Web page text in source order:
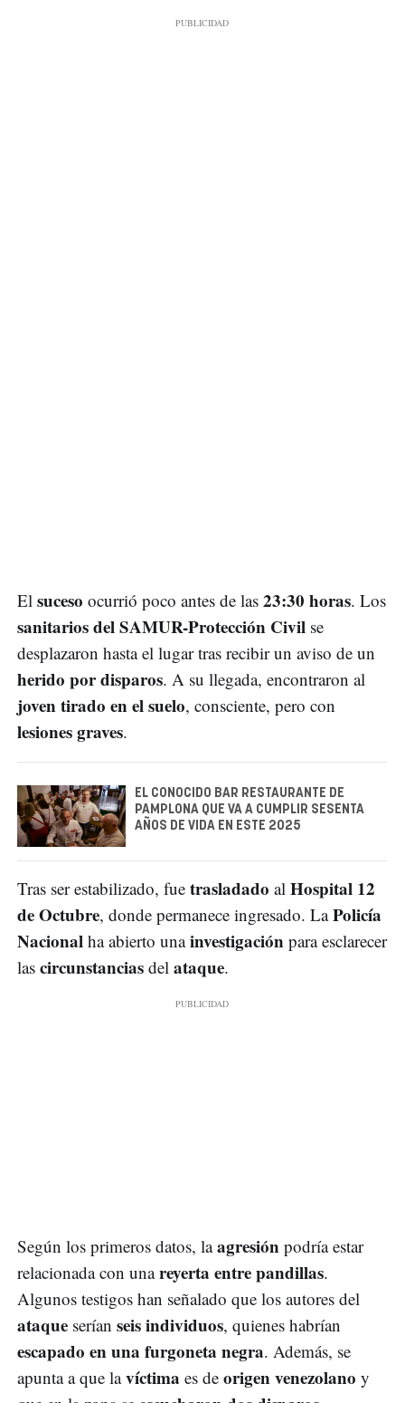
El suceso ocurrió poco antes de las 23:30 horas. Los
sanitarios del SAMUR-Protección Civil se
desplazaron hasta el lugar tras recibir un aviso de un
herido por disparos. A su llegada, encontraron al
joven tirado en el suelo, consciente, pero con
lesiones graves.
EL CONOCIDO BAR RESTAURANTE DE
PAMPLONA QUE VA A CUMPLIR SESENTA
AÑOS DE VIDA EN ESTE 2025
Tras ser estabilizado, fue trasladado al Hospital 12
de Octubre, donde permanece ingresado. LaPolicía
Nacional ha abierto unainvestigación para esclarecer
las circunstancias del ataque.
Según los primeros datos, laagresión podría estar
relacionada con unareyerta entre pandillas.
Algunos testigos han señalado que los autores del
ataque serían seis individuos, quienes habrían
escapado en una furgoneta negra. Además, se
apunta a que lavíctima es de origen venezolano y